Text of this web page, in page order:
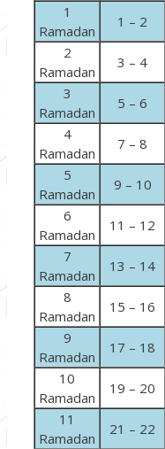
1
Ramadan
1 – 2
2
Ramadan
3 – 4
3
Ramadan
5 – 6
4
Ramadan
7 – 8
5
Ramadan
9 – 10
6
Ramadan
11 – 12
7
Ramadan
13 – 14
8
Ramadan
15 – 16
9
Ramadan
17 – 18
10
Ramadan
19 – 20
11
Ramadan
21 – 22